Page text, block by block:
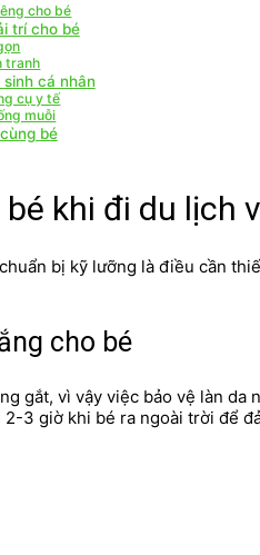
cho bé
trí cho bé
tranh
cá nhân
cụ y tế
muỗi
bé
khi đi du lịch
bị kỹ lưỡng là điều cần
cho bé
gắt, vì vậy việc bảo vệ làn
3 giờ khi bé ra ngoài trời để